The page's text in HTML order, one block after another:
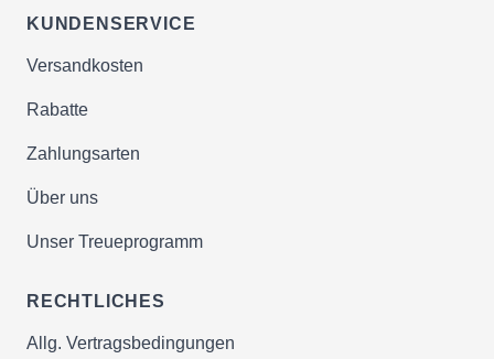
KUNDENSERVICE
Versandkosten
Rabatte
Zahlungsarten
Über uns
Unser Treueprogramm
RECHTLICHES
Allg. Vertragsbedingungen